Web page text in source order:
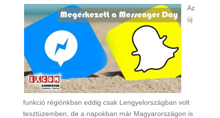
Az
új
funkció régiónkban eddig csak Lengyelországban volt
tesztüzemben, de a napokban már Magyarországon is